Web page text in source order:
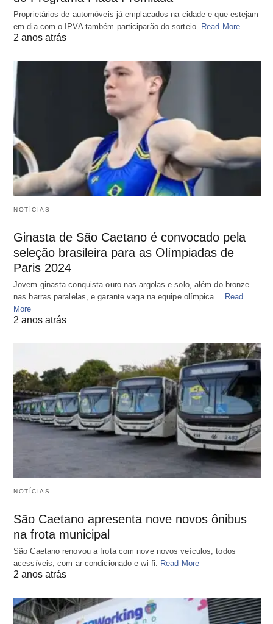
Proprietários de automóveis já emplacados na cidade e que estejam
em dia com o IPVA também participarão do sorteio. Read More
2 anos atrás
NOTÍCIAS
Ginasta de São Caetano é convocado pela
seleção brasileira para as Olímpiadas de
Paris 2024
Jovem ginasta conquista ouro nas argolas e solo, além do bronze
nas barras paralelas, e garante vaga na equipe olímpica… Read
More
2 anos atrás
NOTÍCIAS
São Caetano apresenta nove novos ônibus
na frota municipal
São Caetano renovou a frota com nove novos veículos, todos
acessíveis, com ar-condicionado e wi-fi. Read More
2 anos atrás